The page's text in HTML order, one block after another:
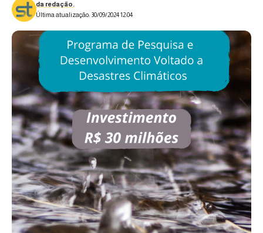
Última atualização: 30/09/2024 12:04
da redação.